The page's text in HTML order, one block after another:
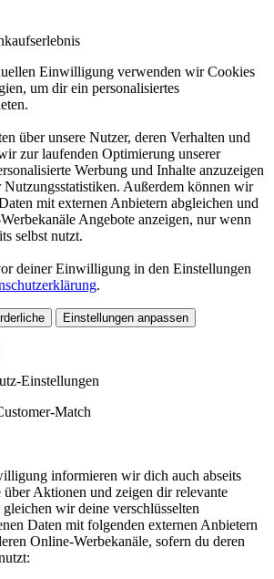
Einwilligung verwenden wir Cookies
um dir ein personalisiertes
über unsere Nutzer, deren Verhalten und
zur laufenden Optimierung unserer
Werbung und Inhalte anzuzeigen
Außerdem können wir
mit externen Anbietern abgleichen und
Angebote anzeigen, nur wenn
selbst nutzt.
deiner Einwilligung in den Einstellungen
.
Einstellungen anpassen
Einstellungen
Match
informieren wir dich auch abseits
über Aktionen und zeigen dir relevante
wir deine verschlüsselten
Daten mit folgenden externen Anbietern
Online-Werbekanäle, sofern du deren